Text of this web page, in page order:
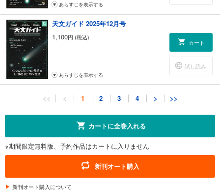
あらすじを表示する
天文ガイド 2025年12月号
1,100円 (税込)
カート
試し読み
あらすじを表示する
天文ガイド 2025年11月号
試し読み
あらすじを表示する
天文ガイド 2025年10月号
1,100円 (税込)
<< < 1 2 3 4 > >>
カートに全巻入れる
※期間限定無料版、予約作品はカートに入りません
新刊オート購入
新刊オート購入について